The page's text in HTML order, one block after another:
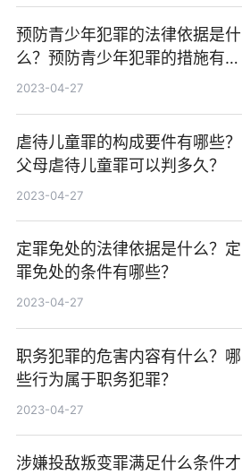
预防青少年犯罪的法律依据是什
么？预防青少年犯罪的措施有哪
些？
2023-04-27
虐待儿童罪的构成要件有哪些？
父母虐待儿童罪可以判多久？
2023-04-27
定罪免处的法律依据是什么？定
罪免处的条件有哪些？
2023-04-27
职务犯罪的危害内容有什么？哪
些行为属于职务犯罪？
2023-04-27
涉嫌投敌叛变罪满足什么条件才